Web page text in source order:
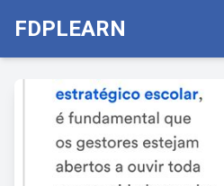
FDPLEARN